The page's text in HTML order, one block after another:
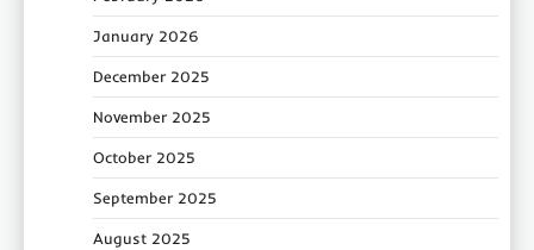
January 2026
December 2025
November 2025
October 2025
September 2025
August 2025